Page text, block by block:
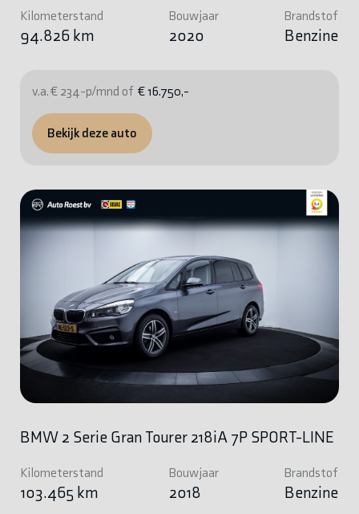
Kilometerstand
94.826 km
Bouwjaar
2020
Brandstof
Benzine
v.a. € 234-p/mnd of € 16.750,-
Bekijk deze auto
BMW 2 Serie Gran Tourer 218iA 7P SPORT-LINE
Kilometerstand
103.465 km
Bouwjaar
2018
Brandstof
Benzine